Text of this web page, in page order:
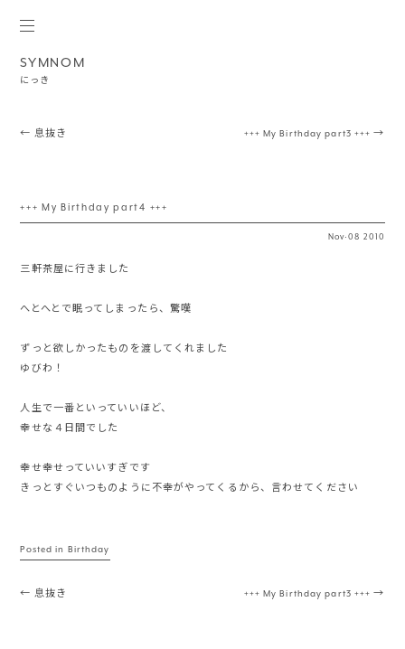
SYMNOM
にっき
Post navigation
← 息抜き +++ My Birthday part3 +++→
+++ My Birthday part4 +++
Nov·08 2010
三軒茶屋に行きました
へとへとで眠ってしまったら、驚嘆
ずっと欲しかったものを渡してくれました
ゆびわ！
人生で一番といっていいほど、
幸せな４日間でした
幸せ幸せっていいすぎです
きっとすぐいつものように不幸がやってくるから、言わせてください
Posted in Birthday
Post navigation
← 息抜き +++ My Birthday part3 +++→